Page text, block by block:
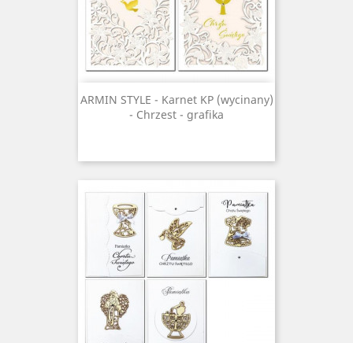
ARMIN STYLE - Karnet KP (wycinany)
- Chrzest - grafika